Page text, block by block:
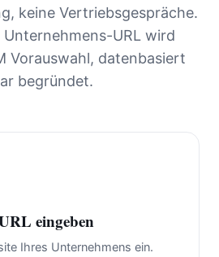
keine Vertriebsgespräche.
URL wird
Vorauswahl, datenbasiert
begründet.
eingeben
Ihres Unternehmens ein.